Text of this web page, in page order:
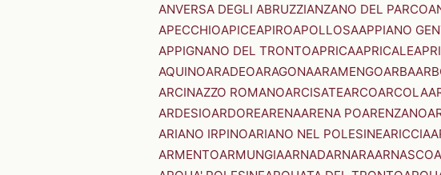
ANVERSA DEGLI ABRUZZIANZANO DEL PARCO
APECCHIOAPICEAPIROAPOLLOSAAPPIANO
APPIGNANO DEL TRONTOAPRICAAPRICALE
AQUINOARADEOARAGONAARAMENGOARBA
ARCINAZZO ROMANOARCISATEARCOARCOLA
ARDESIOARDOREARENAARENA POARENZANO
ARIANO IRPINOARIANO NEL POLESINEARICCIA
ARMENTOARMUNGIAARNADARNARAARNASCO